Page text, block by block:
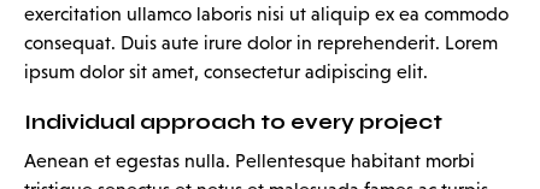
exercitation ullamco laboris nisi ut aliquip ex ea commodo
consequat. Duis aute irure dolor in reprehenderit. Lorem
ipsum dolor sit amet, consectetur adipiscing elit.
Individual approach to every project
Aenean et egestas nulla. Pellentesque habitant morbi